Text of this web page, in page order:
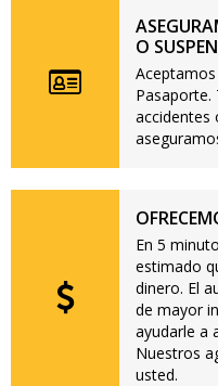
O
Pasaporte.
accidentes
En 5
estimado
dinero. El
de mayor
ayudarle a
Nuestros
usted.